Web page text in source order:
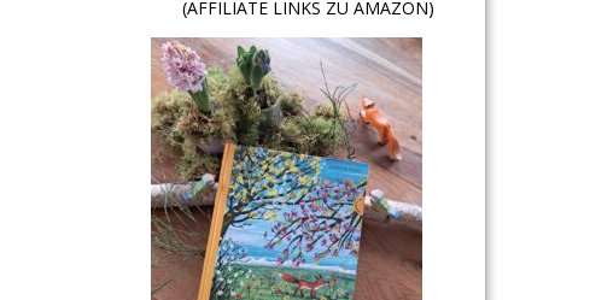
(AFFILIATE LINKS ZU AMAZON)